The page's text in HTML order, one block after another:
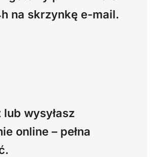
na skrzynkę e-mail.
wysyłasz
online – pełna